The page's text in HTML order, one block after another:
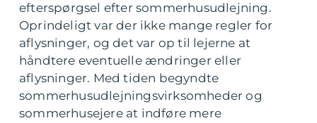
efterspørgsel efter sommerhusudlejning.
Oprindeligt var der ikke mange regler for
aflysninger, og det var op til lejerne at
håndtere eventuelle ændringer eller
aflysninger. Med tiden begyndte
sommerhusudlejningsvirksomheder og
sommerhusejere at indføre mere